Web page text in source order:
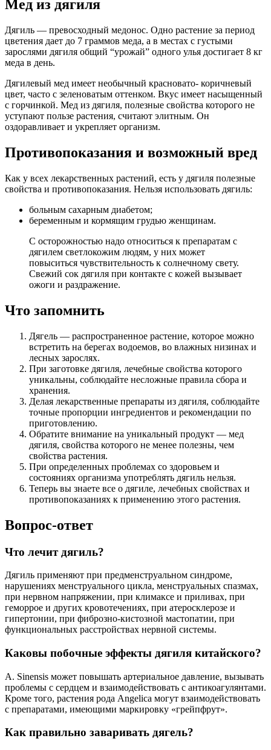
Мед из дягиля
Дягиль — превосходный медонос. Одно растение за период
цветения дает до 7 граммов меда, а в местах с густыми
зарослями дягиля общий “урожай” одного улья достигает 8 кг
меда в день.
Дягилевый мед имеет необычный красновато- коричневый
цвет, часто с зеленоватым оттенком. Вкус имеет насыщенный
с горчинкой. Мед из дягиля, полезные свойства которого не
уступают пользе растения, считают элитным. Он
оздоравливает и укрепляет организм.
Противопоказания и возможный вред
Как у всех лекарственных растений, есть у дягиля полезные
свойства и противопоказания. Нельзя использовать дягиль:
больным сахарным диабетом;
беременным и кормящим грудью женщинам.
С осторожностью надо относиться к препаратам с
дягилем светлокожим людям, у них может
повыситься чувствительность к солнечному свету.
Свежий сок дягиля при контакте с кожей вызывает
ожоги и раздражение.
Что запомнить
Дягель — распространенное растение, которое можно
встретить на берегах водоемов, во влажных низинах и
лесных зарослях.
При заготовке дягиля, лечебные свойства которого
уникальны, соблюдайте несложные правила сбора и
хранения.
Делая лекарственные препараты из дягиля, соблюдайте
точные пропорции ингредиентов и рекомендации по
приготовлению.
Обратите внимание на уникальный продукт — мед
дягиля, свойства которого не менее полезны, чем
свойства растения.
При определенных проблемах со здоровьем и
состояниях организма употреблять дягиль нельзя.
Теперь вы знаете все о дягиле, лечебных свойствах и
противопоказаниях к применению этого растения.
Вопрос-ответ
Что лечит дягиль?
Дягиль применяют при предменструальном синдроме,
нарушениях менструального цикла, менструальных спазмах,
при нервном напряжении, при климаксе и приливах, при
геморрое и других кровотечениях, при атеросклерозе и
гипертонии, при фиброзно-кистозной мастопатии, при
функциональных расстройствах нервной системы.
Каковы побочные эффекты дягиля китайского?
A. Sinensis может повышать артериальное давление, вызывать
проблемы с сердцем и взаимодействовать с антикоагулянтами.
Кроме того, растения рода Angelica могут взаимодействовать
с препаратами, имеющими маркировку «грейпфрут».
Как правильно заваривать дягель?